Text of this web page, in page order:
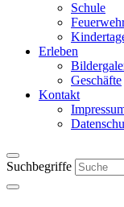
Schule
Erleben
Geschäfte
Kontakt
Suchbegriffe